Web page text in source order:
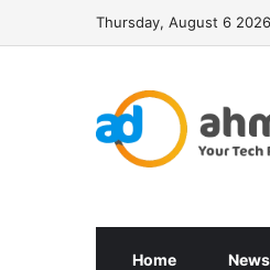
Thursday, August 6 2026
Home News